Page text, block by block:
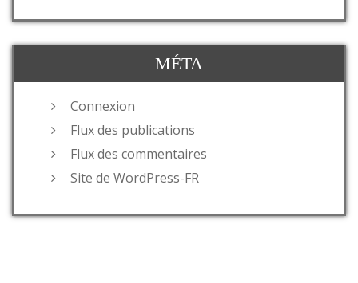
MÉTA
Connexion
Flux des publications
Flux des commentaires
Site de WordPress-FR